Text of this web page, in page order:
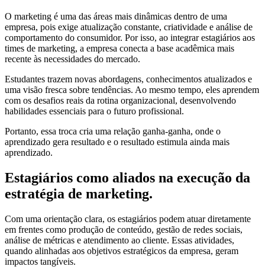
O marketing é uma das áreas mais dinâmicas dentro de uma
empresa, pois exige atualização constante, criatividade e análise de
comportamento do consumidor. Por isso, ao integrar estagiários aos
times de marketing, a empresa conecta a base acadêmica mais
recente às necessidades do mercado.
Estudantes trazem novas abordagens, conhecimentos atualizados e
uma visão fresca sobre tendências. Ao mesmo tempo, eles aprendem
com os desafios reais da rotina organizacional, desenvolvendo
habilidades essenciais para o futuro profissional.
Portanto, essa troca cria uma relação ganha-ganha, onde o
aprendizado gera resultado e o resultado estimula ainda mais
aprendizado.
Estagiários como aliados na execução da
estratégia de marketing.
Com uma orientação clara, os estagiários podem atuar diretamente
em frentes como produção de conteúdo, gestão de redes sociais,
análise de métricas e atendimento ao cliente. Essas atividades,
quando alinhadas aos objetivos estratégicos da empresa, geram
impactos tangíveis.